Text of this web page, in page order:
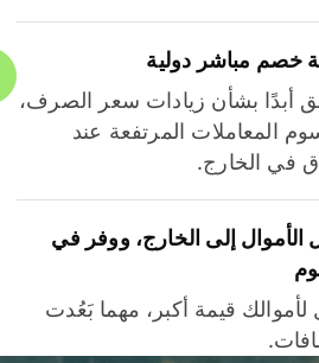
خصم مباشر دولية
أبدًا بشأن زيادات سعر الصرف،
المعاملات المرتفعة عند
في الخارج.
الأموال إلى الخارج، ووفر في
لأموالك قيمة أكبر، مهما بَعُدت